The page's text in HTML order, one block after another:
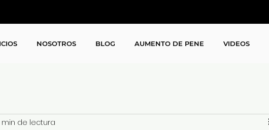
NOSOTROS BLOG AUMENTO DE PENE VIDEOS
min de lectura